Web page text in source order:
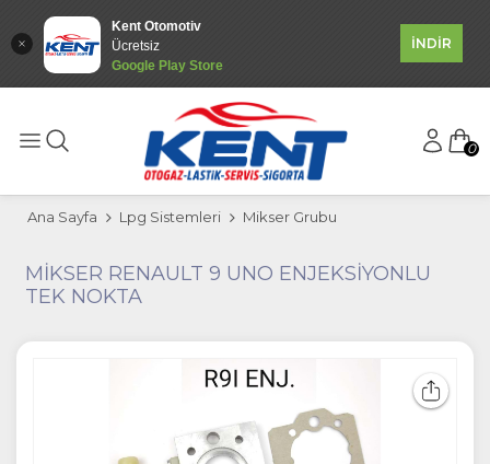
Kent Otomotiv
Ücretsiz
Google Play Store
İNDİR
0
Ana Sayfa Lpg Sistemleri Mikser Grubu
MİKSER RENAULT 9 UNO ENJEKSİYONLU
TEK NOKTA